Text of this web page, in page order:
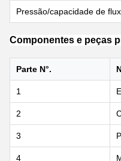
Pressão/capacidade de
Componentes e peças
Parte N°.
1
2
3
4